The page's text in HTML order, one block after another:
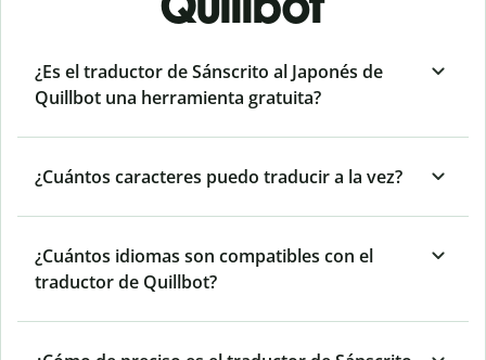
¿Es el traductor de Sánscrito al Japonés de
Quillbot una herramienta gratuita?
¿Cuántos caracteres puedo traducir a la vez?
¿Cuántos idiomas son compatibles con el
traductor de Quillbot?